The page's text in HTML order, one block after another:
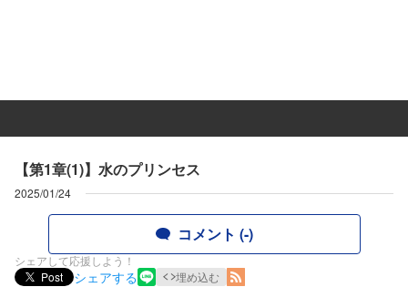
【第1章(1)】水のプリンセス
2025/01/24
コメント (-)
シェアして応援しよう！
Post
シェアする 埋め込む